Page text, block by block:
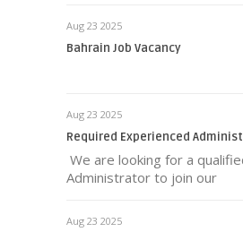
Aug 23 2025
Bahrain Job Vacancy
Aug 23 2025
Required Experienced
We are looking for a
Administrator to join our
Aug 23 2025